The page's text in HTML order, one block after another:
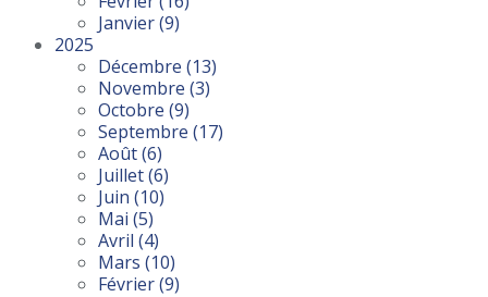
Janvier(9)
2025
Décembre (13)
Novembre (3)
Octobre (9)
Septembre (17)
Août(6)
Juillet(6)
Juin (10)
Mai (5)
Avril (4)
Mars (10)
Février(9)